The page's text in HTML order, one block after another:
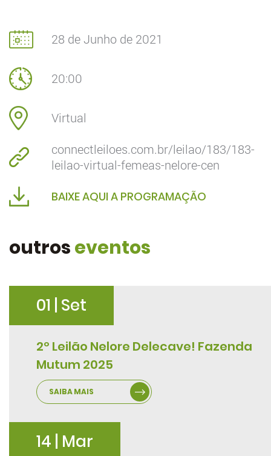
28 de Junho de 2021
20:00
Virtual
connectleiloes.com.br/leilao/183/183-
leilao-virtual-femeas-nelore-cen
BAIXE AQUI A PROGRAMAÇÃO
outroseventos
01 | Set
2º Leilão Nelore Delecave! Fazenda
Mutum 2025
SAIBA MAIS
14 | Mar